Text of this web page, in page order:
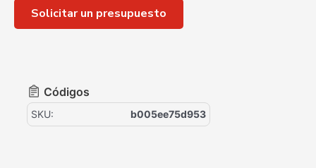
Solicitar un presupuesto
Códigos
SKU: b005ee75d953